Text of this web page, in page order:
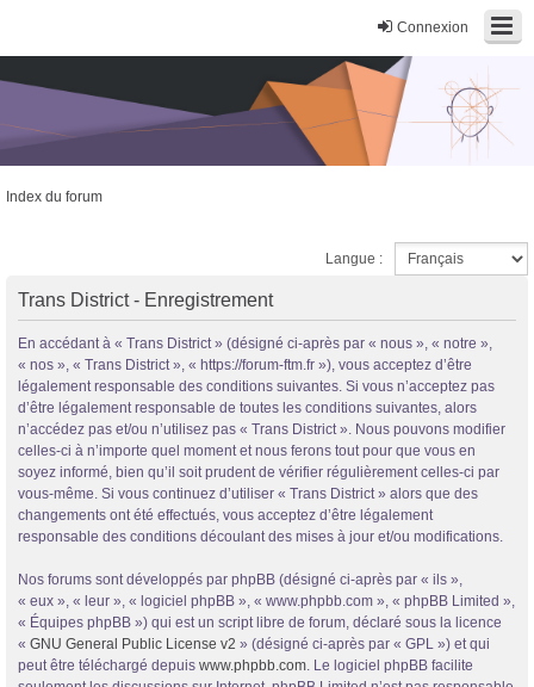
Connexion
Index du forum
Langue :
Trans District - Enregistrement
En accédant à « Trans District » (désigné ci-après par « nous », « notre »,
« nos », « Trans District », « https://forum-ftm.fr »), vous acceptez d’être
légalement responsable des conditions suivantes. Si vous n’acceptez pas
d’être légalement responsable de toutes les conditions suivantes, alors
n’accédez pas et/ou n’utilisez pas « Trans District ». Nous pouvons modifier
celles-ci à n’importe quel moment et nous ferons tout pour que vous en
soyez informé, bien qu’il soit prudent de vérifier régulièrement celles-ci par
vous-même. Si vous continuez d’utiliser « Trans District » alors que des
changements ont été effectués, vous acceptez d’être légalement
responsable des conditions découlant des mises à jour et/ou modifications.
Nos forums sont développés par phpBB (désigné ci-après par « ils »,
« eux », « leur », « logiciel phpBB », « www.phpbb.com », « phpBB Limited »,
« Équipes phpBB ») qui est un script libre de forum, déclaré sous la licence
« GNU General Public License v2 » (désigné ci-après par « GPL ») et qui
peut être téléchargé depuis www.phpbb.com. Le logiciel phpBB facilite